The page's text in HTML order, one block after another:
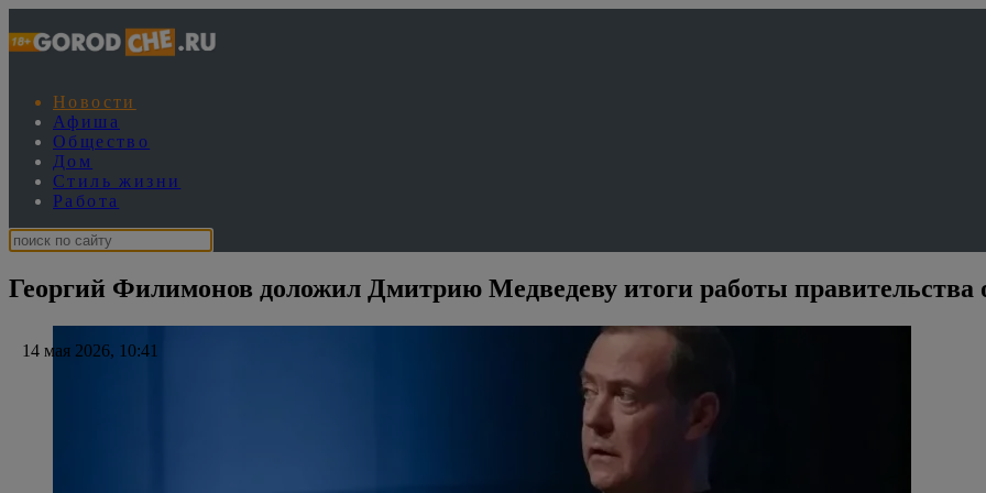
Новости
Афиша
Общество
Дом
Стиль жизни
Работа
Георгий Филимонов доложил Дмитрию Медведеву итоги работы правительства
14 мая 2026, 10:41